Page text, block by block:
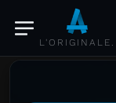
L'ORIGINALE.